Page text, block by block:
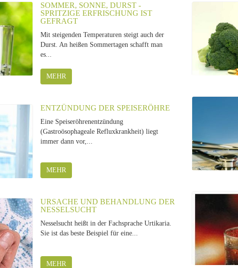
SOMMER, SONNE, DURST -
SPRITZIGE ERFRISCHUNG IST
GEFRAGT
Mit steigenden Temperaturen steigt auch der
Durst. An heißen Sommertagen schafft man
es...
MEHR
ENTZÜNDUNG DER SPEISERÖHRE
Eine Speiseröhrenentzündung
(Gastroösophageale Refluxkrankheit) liegt
immer dann vor,...
MEHR
URSACHE UND BEHANDLUNG DER
NESSELSUCHT
Nesselsucht heißt in der Fachsprache Urtikaria.
Sie ist das beste Beispiel für eine...
MEHR